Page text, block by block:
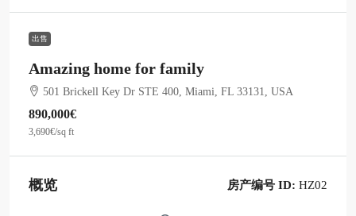
出售
Amazing home for family
501 Brickell Key Dr STE 400, Miami, FL 33131, USA
890,000€
3,690€/sq ft
概览 房产编号 ID: HZ02